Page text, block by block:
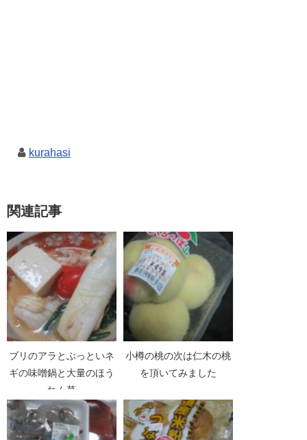
kurahasi
関連記事
ブリのアラとぶっといネ
ギの味噌鍋と大量のほう
れん草
小樽の桃の次は仁木の桃
を頂いてみました